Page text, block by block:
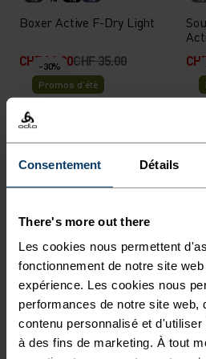
Consentement Détails
There's more out there
Les cookies nous permettent
fonctionnement de notre site
expérience. Les cookies nous
performances de notre site web,
contenu personnalisé et
à des fins de marketing. À tout
Boxer Active F-Dry Light
CHF 21.00CHF 35.00
-30%
Promos d’été
%
-30%
% % %
+ 1
T-shirt de running
Essential 365
CHF 38.50 CHF 55.00
T-
115